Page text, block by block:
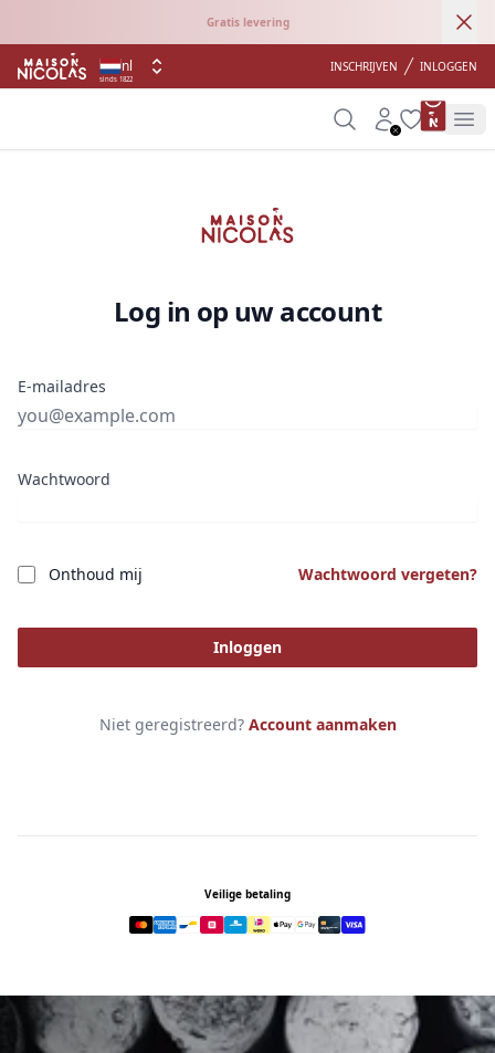
Gratis levering
sinds 1822
nl INSCHRIJVEN INLOGGEN
SearchAccount
Wishlist
Log in op uw account
E-mailadres
Wachtwoord
Onthoud mij Wachtwoord vergeten?
Inloggen
Niet geregistreerd? Account aanmaken
Veilige betaling